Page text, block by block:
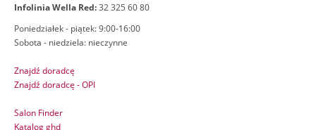
Infolinia Wella Red:32 325 60 80
Poniedziałek - piątek: 9:00-16:00
Sobota - niedziela: nieczynne
Znajdź doradcę
Znajdź doradcę - OPI
Salon Finder
Katalog ghd